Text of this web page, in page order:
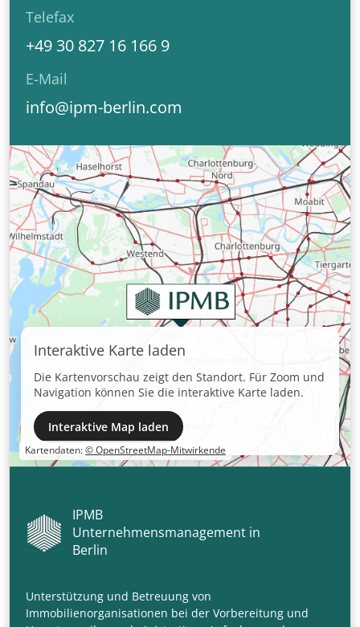
Telefax
+49 30 827 16 166 9
E-Mail
info@ipm-berlin.com
Interaktive Karte laden
Die Kartenvorschau zeigt den Standort. Für Zoom und
Navigation können Sie die interaktive Karte laden.
Interaktive Map laden
Kartendaten:© OpenStreetMap-Mitwirkende
IPMB
Unternehmensmanagement in
Berlin
Unterstützung und Betreuung von
Immobilienorganisationen bei der Vorbereitung und